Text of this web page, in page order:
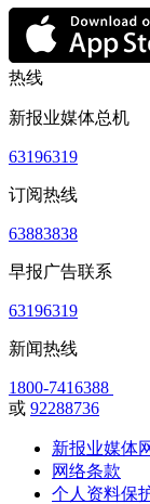
热线
新报业媒体总机
63196319
订阅热线
63883838
早报广告联系
63196319
新闻热线
1800-7416388
或 92288736
新报业媒体
网络条款
个人资料保